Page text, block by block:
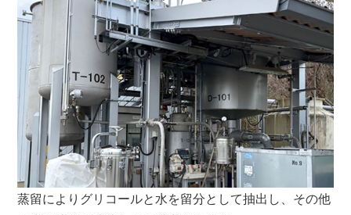
蒸留によりグリコールと水を留分として抽出し、その他